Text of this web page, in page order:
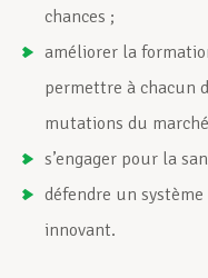
chances ;
améliorer la
permettre à chacun
mutations du
s’engager pour la
défendre un
innovant.